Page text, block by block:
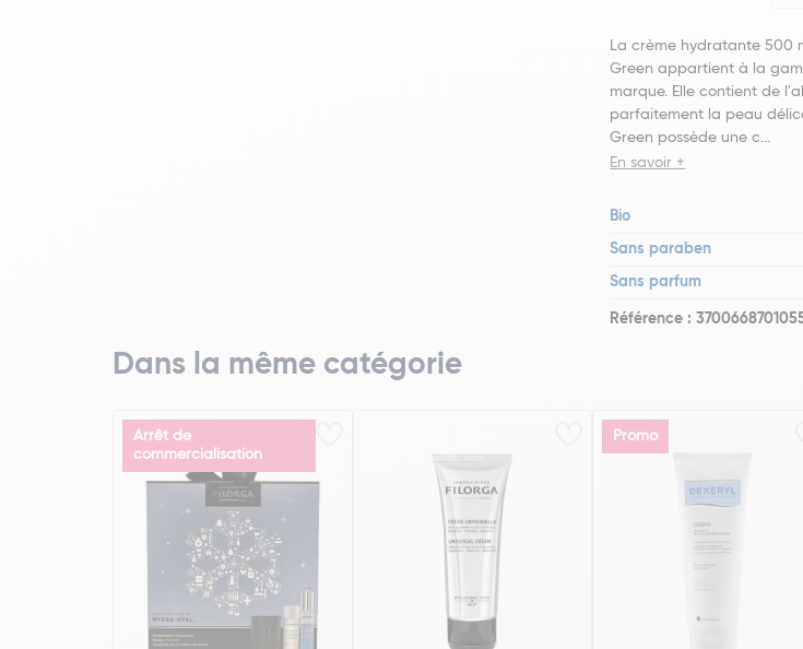
La crème hydratante 500
Green appartient à la
marque. Elle contient de
parfaitement la peau
Green possède une c...
En savoir +
Bio
Sans paraben
Sans parfum
Référence :
Dans la même catégorie
Arrêt de
commercialisation
Promo